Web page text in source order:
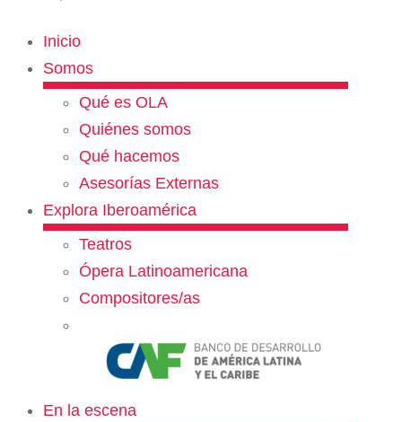
Inicio
Somos
Qué es OLA
Quiénes somos
Qué hacemos
Asesorías Externas
Explora Iberoamérica
Teatros
Ópera Latinoamericana
Compositores/as
En la escena